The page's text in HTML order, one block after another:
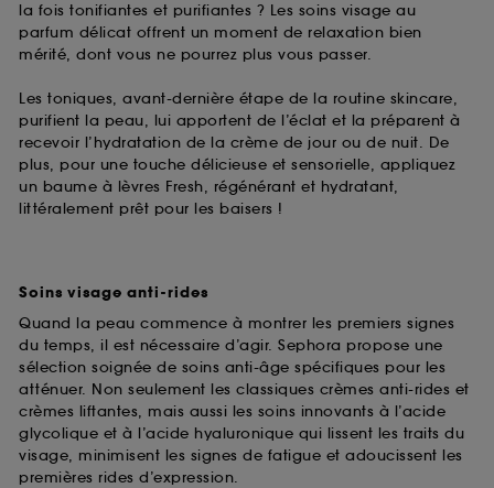
la fois tonifiantes et purifiantes ? Les soins visage au
parfum délicat offrent un moment de relaxation bien
mérité, dont vous ne pourrez plus vous passer.
Les toniques, avant-dernière étape de la routine skincare,
purifient la peau, lui apportent de l’éclat et la préparent à
recevoir l’hydratation de la crème de jour ou de nuit. De
plus, pour une touche délicieuse et sensorielle, appliquez
un baume à lèvres Fresh, régénérant et hydratant,
littéralement prêt pour les baisers !
Soins visage anti-rides
Quand la peau commence à montrer les premiers signes
du temps, il est nécessaire d’agir. Sephora propose une
sélection soignée de soins anti-âge spécifiques pour les
atténuer. Non seulement les classiques crèmes anti-rides et
crèmes liftantes, mais aussi les soins innovants à l’acide
glycolique et à l’acide hyaluronique qui lissent les traits du
visage, minimisent les signes de fatigue et adoucissent les
premières rides d’expression.